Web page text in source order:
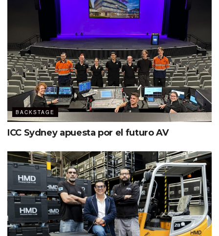
Enlace Correo electrónico
BACKSTAGE
ICC Sydney apuesta por el futuro AV